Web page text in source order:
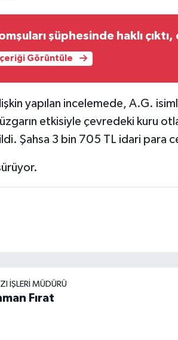
şüphesinde haklı
İçeriği Görüntüle
yapılan incelemede, A.G.
etkisiyle çevredeki kuru
Şahsa 3 bin 705 TL idari para
İŞLERI MÜDÜRÜ
Fırat